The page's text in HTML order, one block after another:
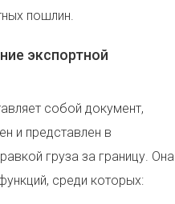
пошлин.
экспортной
собой документ,
и представлен в
груза за границу. Она
среди которых: